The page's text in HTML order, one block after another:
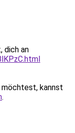
dich an
kannst
.